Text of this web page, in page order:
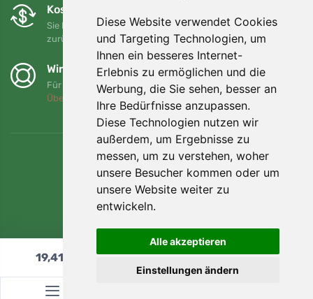
Diese Website verwendet Cookies
und Targeting Technologien, um
Ihnen ein besseres Internet-
Erlebnis zu ermöglichen und die
Werbung, die Sie sehen, besser an
Ihre Bedürfnisse anzupassen.
Diese Technologien nutzen wir
außerdem, um Ergebnisse zu
messen, um zu verstehen, woher
unsere Besucher kommen oder um
unsere Website weiter zu
entwickeln.
Alle akzeptieren
Einstellungen ändern
Kostenloser Umtausch und Rückgabe
Sie können Ihre Bestellung jederzeit innerhalb von 90 Tagen
zurückgeben oder umtauschen.
Wir unterstützen Trees.org
Für jede Bestellung pflanzen wir einen Baum! Mehr lesen
Über uns
19,41 In den Warenkorb